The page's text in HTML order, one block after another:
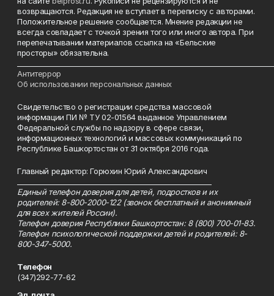
возвращаются. Редакция не вступает в переписку с авторами.
Положительное решение сообщается. Мнение редакции не
всегда совпадает с точкой зрения того или иного автора. При
перепечатывании материалов ссылка на «Бельские
просторы» обязательна.
Антитеррор
Об использовании персональных данных
Свидетельство о регистрации средства массовой
информации ПИ № ТУ 02-01564 выданное Управлением
Федеральной службы по надзору в сфере связи,
информационных технологий и массовых коммуникаций по
Республике Башкортостан от 31 октября 2016 года.
Главный редактор: Горюхин Юрий Александрович
Единый телефон доверия для детей, подростков и их
родителей: 8-800-2000-122 (звонок бесплатный и анонимный
для всех жителей России).
Телефон доверия Республики Башкортостан: 8 (800) 700-01-83.
Телефон психологической поддержки детей и родителей: 8-
800-347-5000.
Телефон
(347)292-77-62